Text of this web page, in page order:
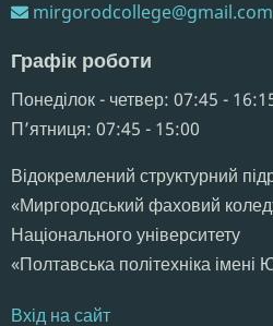
mirgorodcollege@gmail.com
Графік роботи
Понеділок - четвер: 07:45 -
Пʼятниця: 07:45 - 15:00
Відокремлений структурний
«Миргородський фаховий
Національного університету
«Полтавська політехніка
Вхід на сайт